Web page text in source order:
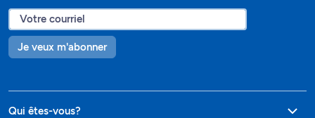
Je veux m'abonner
Qui êtes-vous?